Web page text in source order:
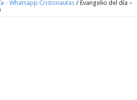
- Whatsapp Cristonautas / Evangelio del día –